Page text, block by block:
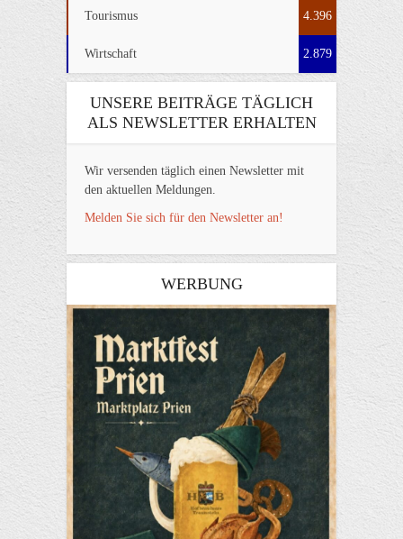
Tourismus 4.396
Wirtschaft 2.879
UNSERE BEITRÄGE TÄGLICH
ALS NEWSLETTER ERHALTEN
Wir versenden täglich einen Newsletter mit
den aktuellen Meldungen.
Melden Sie sich für den Newsletter an!
WERBUNG